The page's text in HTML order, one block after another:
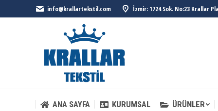
info@krallartekstil.com İzmir: 1724 Sok. No:23 Krallar
ANA SAYFA KURUMSAL ÜRÜNLER
ANA SAYFA KURUMSAL ÜRÜNLER